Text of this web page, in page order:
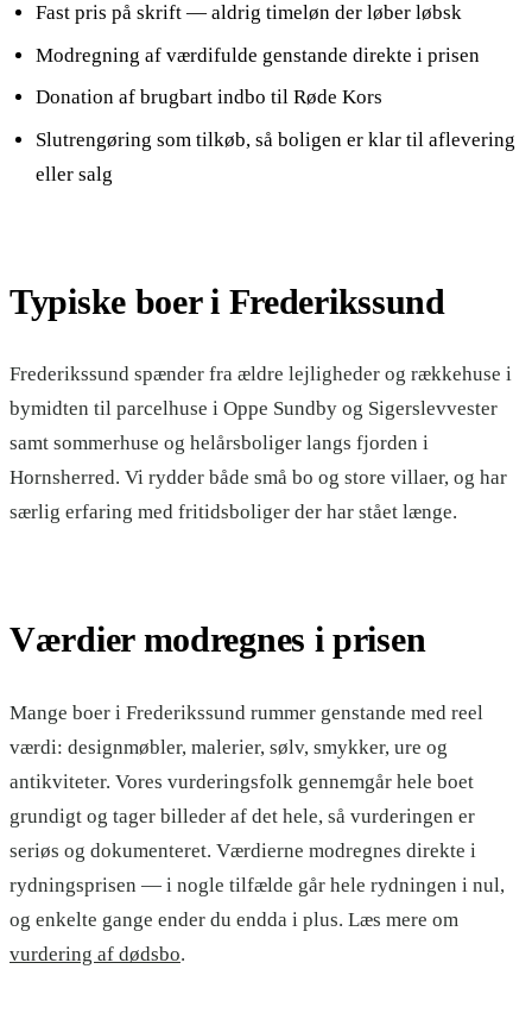
Fast pris på skrift — aldrig timeløn der løber løbsk
Modregning af værdifulde genstande direkte i prisen
Donation af brugbart indbo til Røde Kors
Slutrengøring som tilkøb, så boligen er klar til aflevering
eller salg
Typiske boeri Frederikssund
Frederikssund spænder fra ældre lejligheder og rækkehuse i
bymidten til parcelhuse i Oppe Sundby og Sigerslevvester
samt sommerhuse og helårsboliger langs fjorden i
Hornsherred. Vi rydder både små bo og store villaer, og har
særlig erfaring med fritidsboliger der har stået længe.
Værdier modregnes i prisen
Mange boer i Frederikssund rummer genstande med reel
værdi: designmøbler, malerier, sølv, smykker, ure og
antikviteter. Vores vurderingsfolk gennemgår hele boet
grundigt og tager billeder af det hele, så vurderingen er
seriøs og dokumenteret. Værdierne modregnes direkte i
rydningsprisen — i nogle tilfælde går hele rydningen i nul,
og enkelte gange ender du endda i plus. Læs mere om
vurdering af dødsbo.